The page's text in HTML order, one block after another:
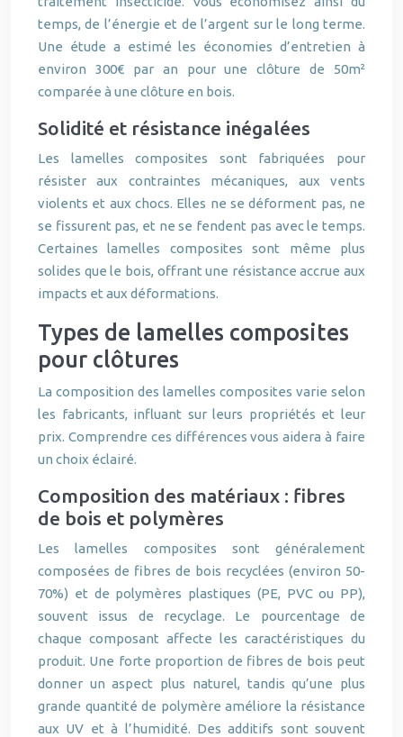
temps, de l’énergie et de l’argent sur le long terme.
Une étude a estimé les économies d’entretien à
environ 300€ par an pour une clôture de 50m²
comparée à une clôture en bois.
Solidité et résistance inégalées
Les lamelles composites sont fabriquées pour
résister aux contraintes mécaniques, aux vents
violents et aux chocs. Elles ne se déforment pas, ne
se fissurent pas, et ne se fendent pas avec le temps.
Certaines lamelles composites sont même plus
solides que le bois, offrant une résistance accrue aux
impacts et aux déformations.
Types de lamelles composites
pour clôtures
La composition des lamelles composites varie selon
les fabricants, influant sur leurs propriétés et leur
prix. Comprendre ces différences vous aidera à faire
un choix éclairé.
Composition des matériaux : fibres
de bois et polymères
Les lamelles composites sont généralement
composées de fibres de bois recyclées (environ 50-
70%) et de polymères plastiques (PE, PVC ou PP),
souvent issus de recyclage. Le pourcentage de
chaque composant affecte les caractéristiques du
produit. Une forte proportion de fibres de bois peut
donner un aspect plus naturel, tandis qu’une plus
grande quantité de polymère améliore la résistance
aux UV et à l’humidité. Des additifs sont souvent